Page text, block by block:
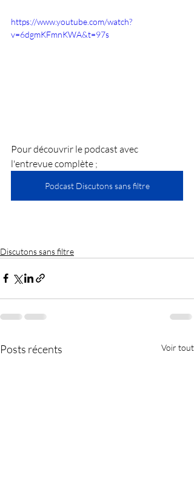
https://www.youtube.com/watch?
v=6dgmKFmnKWA&t=97s
Pour découvrir le podcast avec
l'entrevue complète ;
Podcast Discutons sans filtre
Discutons sans filtre
Posts récents Voir tout